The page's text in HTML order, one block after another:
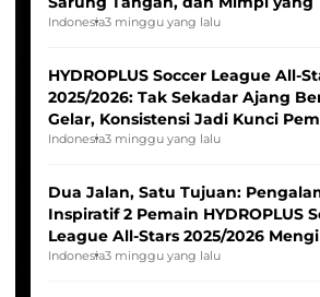
Pernah Padam
Indonesia3 minggu yang lalu
HYDROPLUS Soccer League All-
2025/2026: Tak Sekadar Ajang
Gelar, Konsistensi Jadi Kunci
Indonesia3 minggu yang lalu
Dua Jalan, Satu Tujuan:
Inspiratif 2 Pemain HYDROPLUS
League All-Stars 2025/2026
Seleksi Timnas Indonesia Putri
Indonesia3 minggu yang lalu